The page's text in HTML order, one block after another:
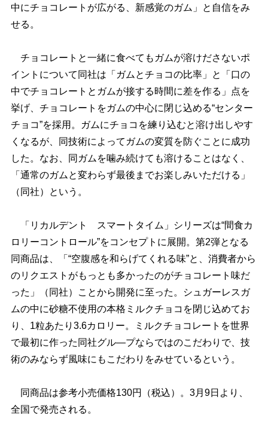
中にチョコレートが広がる、新感覚のガム」と自信をみ
せる。
チョコレートと一緒に食べてもガムが溶けださないポ
イントについて同社は「ガムとチョコの比率」と「口の
中でチョコレートとガムが接する時間に差を作る」点を
挙げ、チョコレートをガムの中心に閉じ込める“センター
チョコ”を採用。ガムにチョコを練り込むと溶け出しやす
くなるが、同技術によってガムの変質を防ぐことに成功
した。なお、同ガムを噛み続けても溶けることはなく、
「通常のガムと変わらず最後までお楽しみいただける」
（同社）という。
「リカルデント スマートタイム」シリーズは“間食カ
ロリーコントロール”をコンセプトに展開。第2弾となる
同商品は、「“空腹感を和らげてくれる味”と、消費者から
のリクエストがもっとも多かったのがチョコレート味だ
った」（同社）ことから開発に至った。シュガーレスガ
ムの中に砂糖不使用の本格ミルクチョコを閉じ込めてお
り、1粒あたり3.6カロリー。ミルクチョコレートを世界
で最初に作った同社グル―プならではのこだわりで、技
術のみならず風味にもこだわりをみせているという。
同商品は参考小売価格130円（税込）。3月9日より、
全国で発売される。